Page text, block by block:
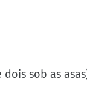
sob as